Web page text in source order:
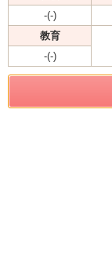
-(-)
教育
-(-)